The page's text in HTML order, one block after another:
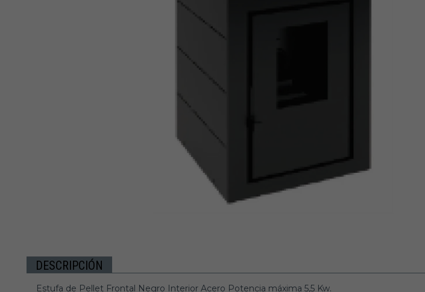
DESCRIPCIÓN
Estufa de Pellet Frontal Negro Interior Acero Potencia máxima 5,5 Kw.